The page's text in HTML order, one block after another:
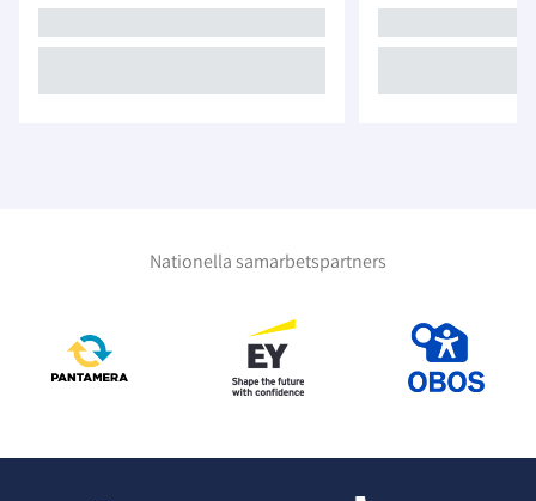
Nationella samarbetspartners